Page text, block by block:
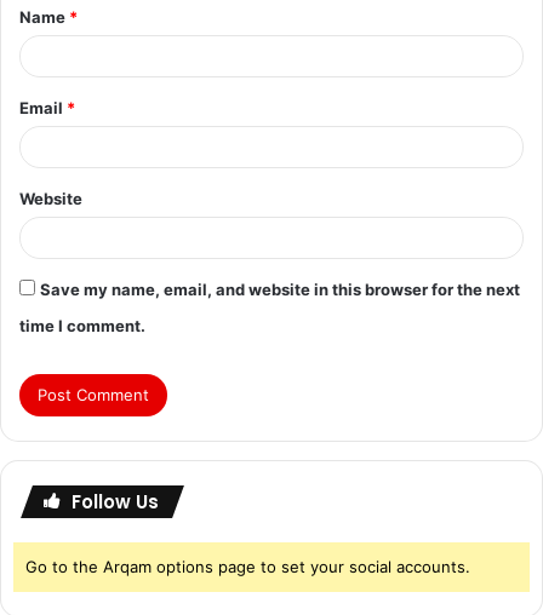
Name *
Email *
Website
Save my name, email, and website in this browser for the next
time I comment.
Follow Us
Go to the Arqam options page to set your social accounts.